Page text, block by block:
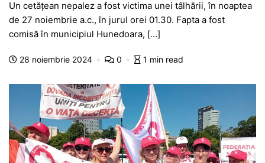
c
e
b
o
k
at
s
A
p
s
s
e
g
er
itt
er
e
gr
a
m
s
s
a
e
ta
a
ă
Un cetățean nepalez a fost victima unei tâlhării, în noaptea
de 27 noiembrie a.c., în jurul orei 01.30. Fapta a fost
comisă în municipiul Hunedoara, […]
28 noiembrie 2024 0 1 min read